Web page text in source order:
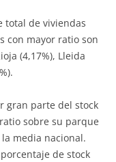
total de viviendas
con mayor ratio son
(4,17%), Lleida
gran parte del stock
sobre su parque
media nacional.
de stock